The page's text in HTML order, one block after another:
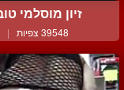
זיון מוסלמי
39548 צפיות |